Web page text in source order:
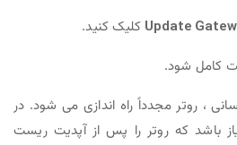
Update کلیک کنید.
کامل شود.
، روتر مجدداً راه اندازی می شود. در
باشد که روتر را پس از آپدیت ریست